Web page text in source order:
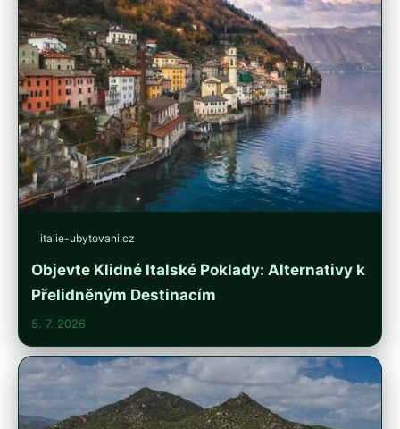
italie-ubytovani.cz
Objevte Klidné Italské Poklady: Alternativy k
Přelidněným Destinacím
5. 7. 2026